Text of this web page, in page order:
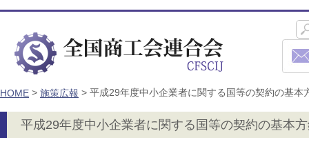
HOME > 施策広報 > 平成29年度中小企業者に関する国等の契約の基本
平成29年度中小企業者に関する国等の契約の基本